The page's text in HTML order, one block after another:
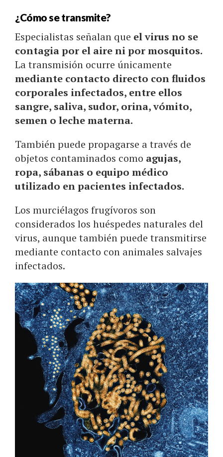
¿Cómo se transmite?
Especialistas señalan que el virus no se
contagia por el aire ni por mosquitos.
La transmisión ocurre únicamente
mediante contacto directo con fluidos
corporales infectados, entre ellos
sangre, saliva, sudor, orina, vómito,
semen o leche materna.
También puede propagarse a través de
objetos contaminados como agujas,
ropa, sábanas o equipo médico
utilizado en pacientes infectados.
Los murciélagos frugívoros son
considerados los huéspedes naturales del
virus, aunque también puede transmitirse
mediante contacto con animales salvajes
infectados.